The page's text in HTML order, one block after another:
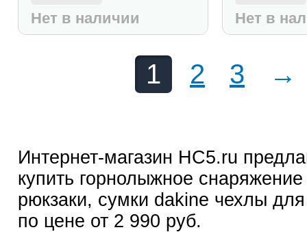
Нет в наличии Нет в
1 2 3 →
Интернет-магазин HC5.ru
купить горнолыжное
рюкзаки, сумки dakine чехлы
по цене от 2 990 руб.